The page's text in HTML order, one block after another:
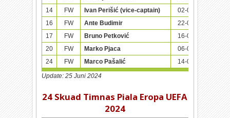
14
FW Ivan Perišić (vice-captain)
02-02-1989 (35)
16
FW Ante Budimir
22-07-1991 (32)
17
FW Bruno Petković
16-09-1994 (29)
20
FW Marko Pjaca
06-05-1995 (29)
24
FW Marco Pašalić
14-09-2000 (23)
Update: 25 Juni 2024
24 Skuad Timnas Piala Eropa UEFA
2024